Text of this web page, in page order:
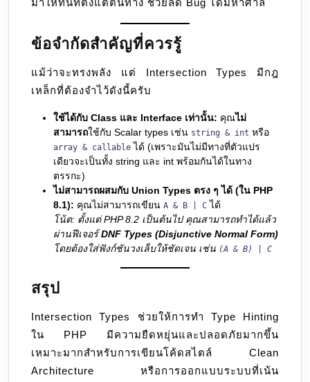
มาให้ทันทีตั้งแต่ต้นทาง ช่วยลด Bug ได้มหาศาล
ข้อจำกัดสำคัญที่ควรรู้
แม้ว่าจะทรงพลัง แต่ Intersection Types มีกฎ
เหล็กที่ต้องจำไว้ดังนี้ครับ
ใช้ได้กับ Class และ Interface เท่านั้น: คุณไม่
สามารถใช้กับ Scalar types เช่น string & int หรือ
array & callable ได้ (เพราะมันไม่มีทางที่ตัวแปร
เดียวจะเป็นทั้ง string และ int พร้อมกันได้ในทาง
ตรรกะ)
ไม่สามารถผสมกับ Union Types ตรง ๆ ได้ (ใน PHP
8.1): คุณไม่สามารถเขียน A & B | C ได้
โน้ต: ตั้งแต่ PHP 8.2 เป็นต้นไป คุณสามารถทำได้แล้ว
ผ่านฟีเจอร์DNF Types (Disjunctive Normal Form)
โดยต้องใส่ฟังก์ชันวงเล็บให้ชัดเจน เช่น (A & B) | C
สรุป
Intersection Types ช่วยให้การทำ Type Hinting
ใน PHP มีความยืดหยุ่นและปลอดภัยมากขึ้น
เหมาะมากสำหรับการเขียนโค้ดสไตล์ Clean
Architecture หรือการออกแบบระบบที่เน้น